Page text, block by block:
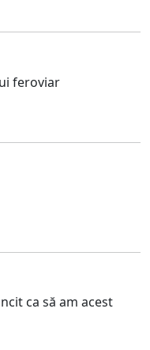
feroviar
ca să am acest